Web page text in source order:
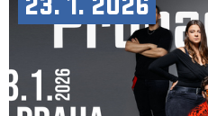
23. 1. 2026